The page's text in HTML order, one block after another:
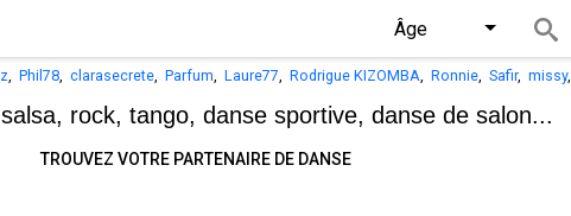
Âge
, Phil78, clarasecrete, Parfum, Laure77, Rodrigue KIZOMBA, Ronnie, Safir, missy,
rock, tango, danse sportive, danse de salon...
TROUVEZ VOTRE PARTENAIRE DE DANSE